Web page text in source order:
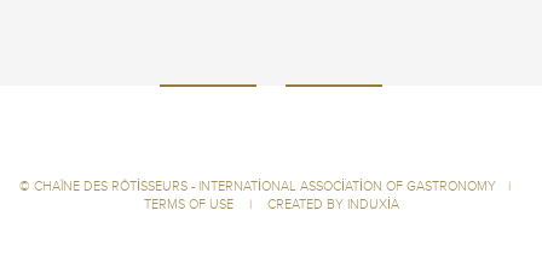
© CHAÎNE DES RÔTISSEURS - INTERNATIONAL ASSOCIATION OF GASTRONOMY
|
TERMS OF USE
| CREATED BY INDUXIA